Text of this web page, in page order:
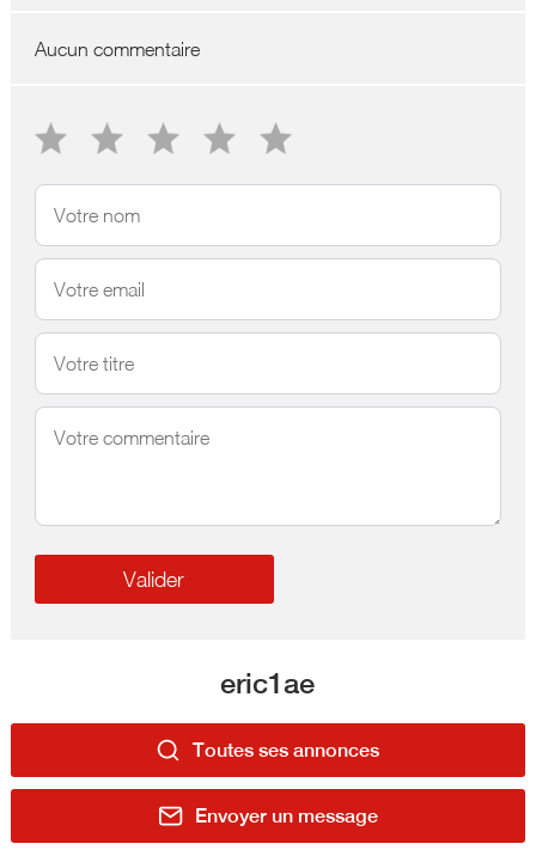
Aucun commentaire
eric1ae
Toutes ses annonces
Envoyer un message